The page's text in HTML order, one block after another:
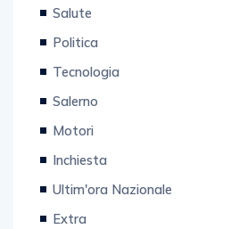
Salute
Politica
Tecnologia
Salerno
Motori
Inchiesta
Ultim'ora Nazionale
Extra